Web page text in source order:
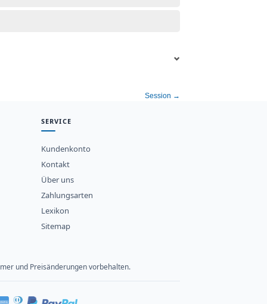
Session →
SERVICE
Kundenkonto
Kontakt
Über uns
Zahlungsarten
Lexikon
Sitemap
und Preisänderungen vorbehalten.